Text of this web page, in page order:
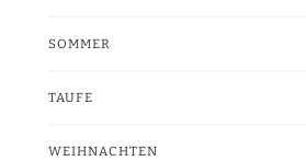
SOMMER
TAUFE
WEIHNACHTEN